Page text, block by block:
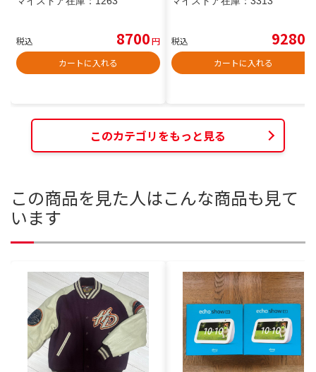
税込 8700円
カートに入れる
税込 9280
カートに入れる
このカテゴリをもっと見る
この商品を見た人はこんな商品も見て
います